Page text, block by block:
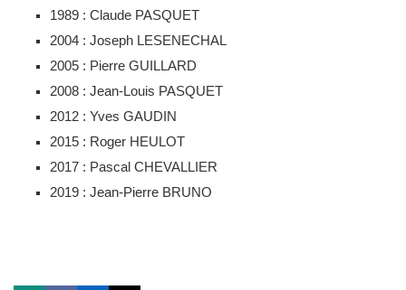
1989 : Claude PASQUET
2004 : Joseph LESENECHAL
2005 : Pierre GUILLARD
2008 : Jean-Louis PASQUET
2012 : Yves GAUDIN
2015 : Roger HEULOT
2017 : Pascal CHEVALLIER
2019 : Jean-Pierre BRUNO